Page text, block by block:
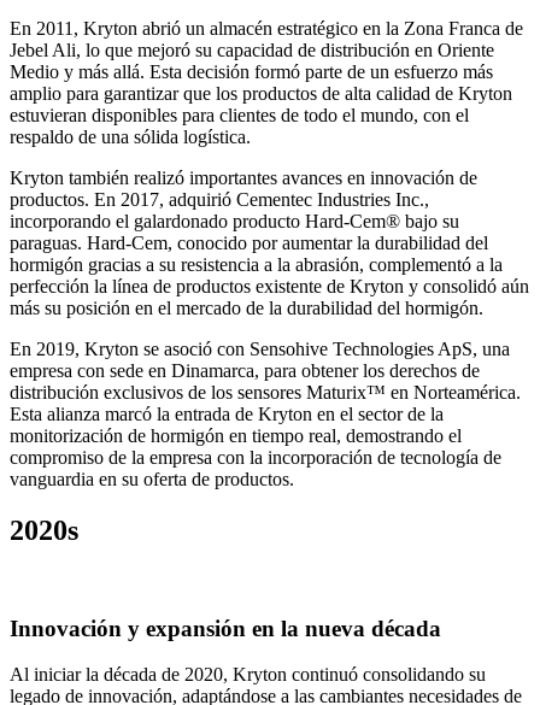
En 2011, Kryton abrió un almacén estratégico en la Zona Franca de
Jebel Ali, lo que mejoró su capacidad de distribución en Oriente
Medio y más allá. Esta decisión formó parte de un esfuerzo más
amplio para garantizar que los productos de alta calidad de Kryton
estuvieran disponibles para clientes de todo el mundo, con el
respaldo de una sólida logística.
Kryton también realizó importantes avances en innovación de
productos. En 2017, adquirió Cementec Industries Inc.,
incorporando el galardonado producto Hard-Cem® bajo su
paraguas. Hard-Cem, conocido por aumentar la durabilidad del
hormigón gracias a su resistencia a la abrasión, complementó a la
perfección la línea de productos existente de Kryton y consolidó aún
más su posición en el mercado de la durabilidad del hormigón.
En 2019, Kryton se asoció con Sensohive Technologies ApS, una
empresa con sede en Dinamarca, para obtener los derechos de
distribución exclusivos de los sensores Maturix™ en Norteamérica.
Esta alianza marcó la entrada de Kryton en el sector de la
monitorización de hormigón en tiempo real, demostrando el
compromiso de la empresa con la incorporación de tecnología de
vanguardia en su oferta de productos.
2020s
Innovación y expansión en la nueva década
Al iniciar la década de 2020, Kryton continuó consolidando su
legado de innovación, adaptándose a las cambiantes necesidades de